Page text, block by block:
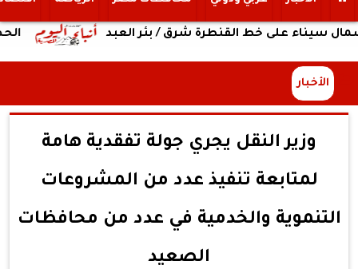
الحصاد خط القنطرة شرق / بئر العبد
الأخبار
وزير النقل يجري جولة تفقدية هامة
لمتابعة تنفيذ عدد من المشروعات
التنموية والخدمية في عدد من محافظات
الصعيد